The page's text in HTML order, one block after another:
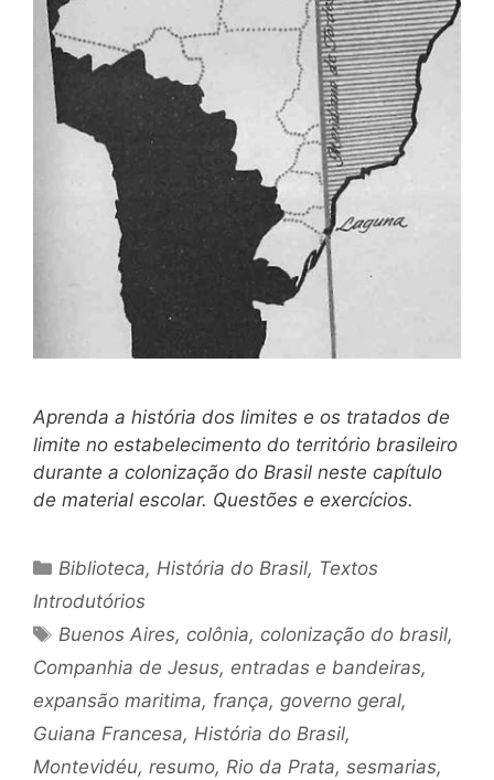
Aprenda a história dos limites e os tratados de
limite no estabelecimento do território brasileiro
durante a colonização do Brasil neste capítulo
de material escolar. Questões e exercícios.
Categorias
Biblioteca,História do Brasil, Textos
Introdutórios
Tags
Buenos Aires,colônia,colonização do brasil,
Companhia de Jesus, entradas e bandeiras,
expansão maritima, frança, governo geral,
Guiana Francesa, História do Brasil,
Montevidéu, resumo, Rio da Prata, sesmarias,